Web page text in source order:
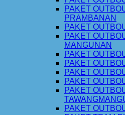
PAKET
PRAMBANAN
PAKET
PAKET
MANGUNAN
PAKET
PAKET
PAKET
PAKET
PAKET
PAKET